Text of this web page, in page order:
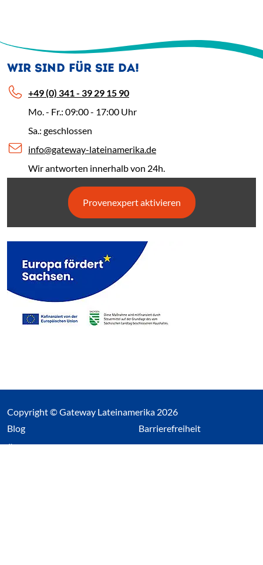
WIR SIND FÜR SIE DA!
+49 (0) 341 - 39 29 15 90
Mo. - Fr.: 09:00 - 17:00 Uhr
Sa.: geschlossen
info@gateway-lateinamerika.de
Wir antworten innerhalb von 24h.
Provenexpert aktivieren
Copyright © Gateway Lateinamerika 2026
Blog(Link öffnet einen neuen Tab)
Über uns
Barrierefreiheit
Impressum